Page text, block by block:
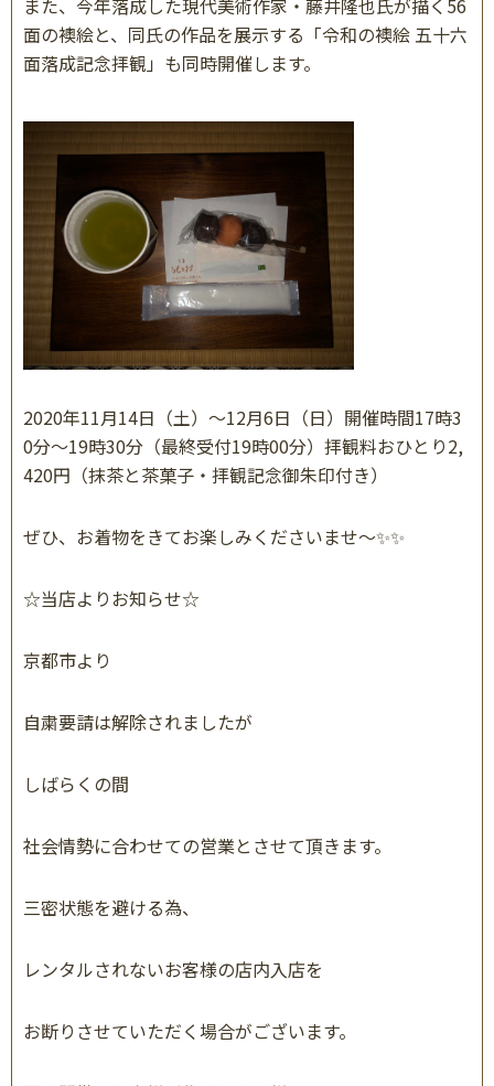
また、今年落成した現代美術作家・藤井隆也氏が描く56
面の襖絵と、同氏の作品を展示する「令和の襖絵 五十六
面落成記念拝観」も同時開催します。
2020年11月14日（土）～12月6日（日）開催時間17時3
0分～19時30分（最終受付19時00分）拝観料おひとり2,
420円（抹茶と茶菓子・拝観記念御朱印付き）
ぜひ、お着物をきてお楽しみくださいませ〜✨✨
☆当店よりお知らせ☆
京都市より
自粛要請は解除されましたが
しばらくの間
社会情勢に合わせての営業とさせて頂きます。
三密状態を避ける為、
レンタルされないお客様の店内入店を
お断りさせていただく場合がございます。